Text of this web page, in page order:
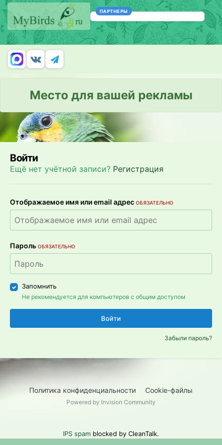
ПАРТНЕРЫ
Место для вашей рекламы
Войти
Ещё нет учётной записи? Регистрация
Отображаемое имя или email адрес ОБЯЗАТЕЛЬНО
Пароль ОБЯЗАТЕЛЬНО
Запомнить
Не рекомендуется для компьютеров с общим доступом
Войти
Забыли пароль?
Политика конфиденциальности Cookie-файлы
Powered by Invision Community
IPS spam blocked by CleanTalk.